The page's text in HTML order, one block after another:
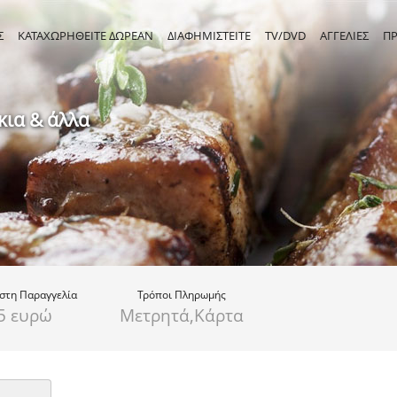
ΚΑΤΑΧΩΡΗΘΕΙΤΕ ΔΩΡΕΑΝ ΔΙΑΦΗΜΙΣΤΕΙΤΕ TV/DVD ΑΓΓΕΛΙΕΣ
& άλλα
Παραγγελία
ευρώ
Τρόποι Πληρωμής
Μετρητά,Κάρτα